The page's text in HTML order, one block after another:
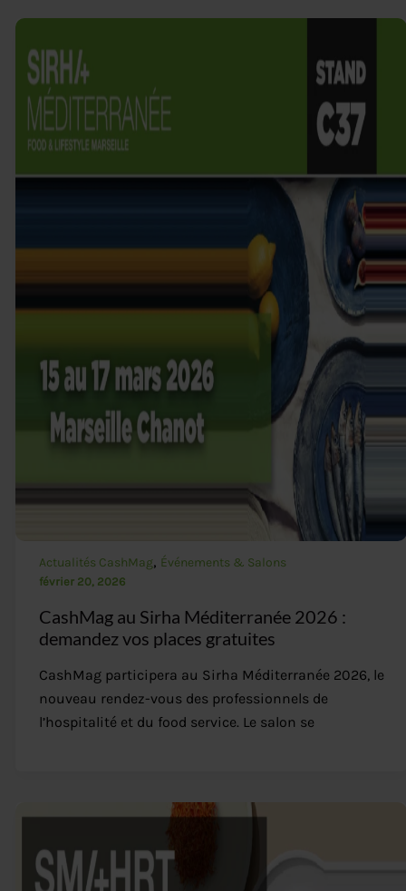
Actualités CashMag, Événements & Salons
février 20, 2026
CashMag au Sirha Méditerranée 2026 :
demandez vos places gratuites
CashMag participera au Sirha Méditerranée 2026, le
nouveau rendez-vous des professionnels de
l’hospitalité et du food service. Le salon se